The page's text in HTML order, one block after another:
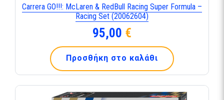
Carrera GO!!!: McLaren & RedBull Racing Super Formula –
Racing Set (20062604)
95,00 €
Προσθήκη στο καλάθι